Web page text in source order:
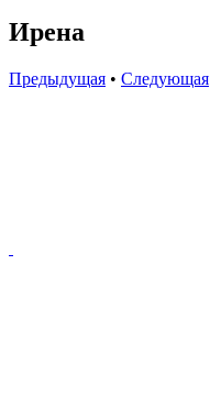
Ирена
Предыдущая • Следующая